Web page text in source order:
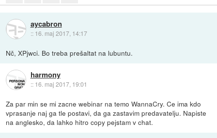
aycabron
:: 16. maj 2017, 14:17
Nč, XPjwci. Bo treba prešaltat na lubuntu.
harmony
:: 16. maj 2017, 19:01
Za par min se mi zacne webinar na temo WannaCry. Ce ima kdo
vprasanje naj ga tle postavi, da ga zastavim predavatelju. Napiste
na anglesko, da lahko hitro copy pejstam v chat.